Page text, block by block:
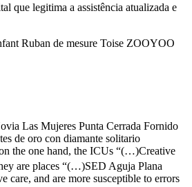
que legitima a assistência atualizada e
Ruban de mesure Toise ZOOYOO
Las Mujeres Punta Cerrada Fornido
de oro con diamante solitario
the one hand, the ICUs “(…)Creative
are places “(…)SED Aguja Plana
care, and are more susceptible to errors